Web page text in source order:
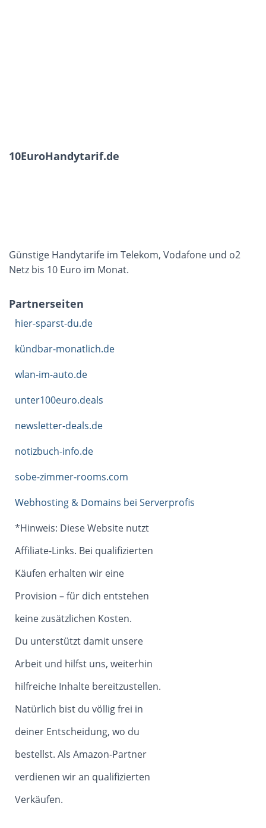
10EuroHandytarif.de
Günstige Handytarife im Telekom, Vodafone und o2
Netz bis 10 Euro im Monat.
Partnerseiten
hier-sparst-du.de
kündbar-monatlich.de
wlan-im-auto.de
unter100euro.deals
newsletter-deals.de
notizbuch-info.de
sobe-zimmer-rooms.com
Webhosting & Domains bei Serverprofis
*Hinweis: Diese Website nutzt
Affiliate-Links. Bei qualifizierten
Käufen erhalten wir eine
Provision – für dich entstehen
keine zusätzlichen Kosten.
Du unterstützt damit unsere
Arbeit und hilfst uns, weiterhin
hilfreiche Inhalte bereitzustellen.
Natürlich bist du völlig frei in
deiner Entscheidung, wo du
bestellst. Als Amazon-Partner
verdienen wir an qualifizierten
Verkäufen.